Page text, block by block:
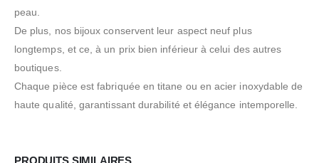
peau.
De plus, nos bijoux conservent leur aspect neuf plus
longtemps, et ce, à un prix bien inférieur à celui des autres
boutiques.
Chaque pièce est fabriquée en titane ou en acier inoxydable de
haute qualité, garantissant durabilité et élégance intemporelle.
PRODUITS SIMILAIRES